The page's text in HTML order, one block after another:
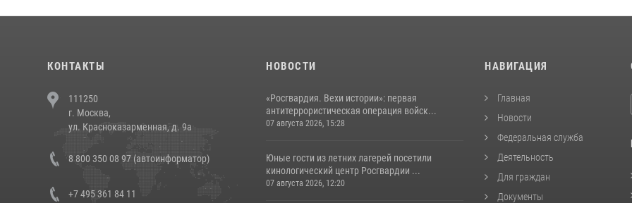
КОНТАКТЫ
111250
г. Москва,
ул. Красноказарменная, д. 9а
8 800 350 08 97 (автоинформатор)
+7 495 361 84 11
НОВОСТИ
«Росгвардия. Вехи истории»: первая
антитеррористическая операция войск...
07 августа 2026, 15:28
Юные гости из летних лагерей посетили
кинологический центр Росгвардии ...
07 августа 2026, 12:20
НАВИГАЦИЯ
Главная
Новости
Федеральная служба
Деятельность
Для граждан
Документы